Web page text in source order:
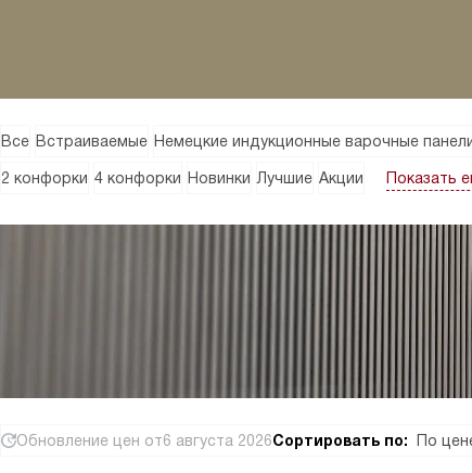
Все Встраиваемые Немецкие индукционные варочные
2 конфорки 4 конфорки Новинки Лучшие Акции Показать
Обновление цен от6 августа 2026Сортировать по: По